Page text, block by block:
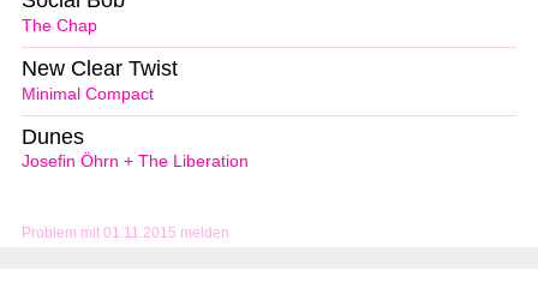
Problem mit 01.11.2015 melden
The Chap
Minimal Compact
New Clear Twist
Josefin Öhrn + The Liberation
Dunes